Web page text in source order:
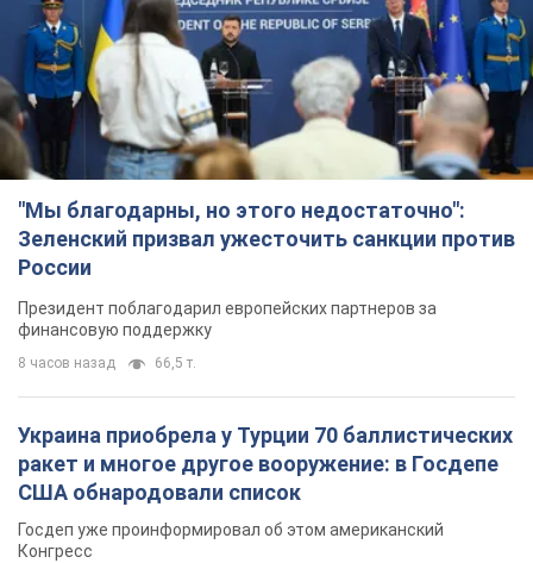
"Мы благодарны, но этого недостаточно":
Зеленский призвал ужесточить санкции против
России
Президент поблагодарил европейских партнеров за
финансовую поддержку
8 часов назад 66,5 т.
Украина приобрела у Турции 70 баллистических
ракет и многое другое вооружение: в Госдепе
США обнародовали список
Госдеп уже проинформировал об этом американский
Конгресс